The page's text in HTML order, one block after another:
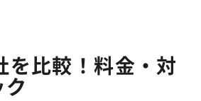
比較！料金・対